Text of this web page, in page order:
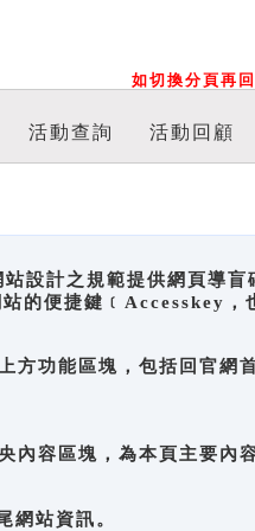
如切換分頁再
活動查詢 活動回顧
站設計之規範提供網頁導
便捷鍵﹝Accesskey，
能區塊，包括回官網首
容區塊，為本頁主要內容
站資訊。